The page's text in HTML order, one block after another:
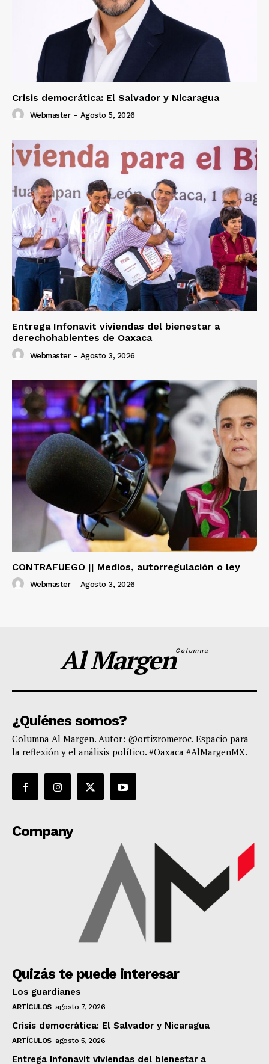
Crisis democrática: El Salvador y Nicaragua
Webmaster - Agosto 5, 2026
Entrega Infonavit viviendas del bienestar a
derechohabientes de Oaxaca
Webmaster - Agosto 3, 2026
CONTRAFUEGO || Medios, autorregulación o ley
Webmaster - Agosto 3, 2026
Al MargenColumna
¿Quiénes somos?
Columna Al Margen. Autor: @ortizromeroc. Espacio para
la reflexión y el análisis político. #Oaxaca #AlMargenMX.
Company
Quizás te puede interesar
Los guardianes
ARTÍCULOS agosto 7, 2026
Crisis democrática: El Salvador y Nicaragua
ARTÍCULOS agosto 5, 2026
Entrega Infonavit viviendas del bienestar a